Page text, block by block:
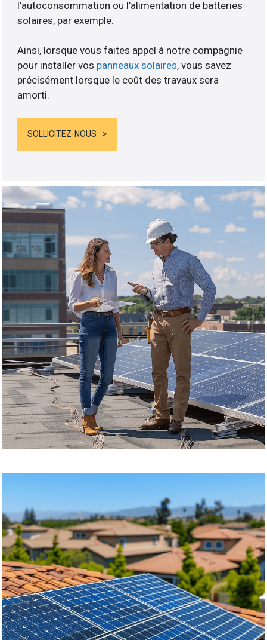
l’autoconsommation ou l’alimentation de batteries
solaires, par exemple.
Ainsi, lorsque vous faites appel à notre compagnie
pour installer vos panneaux solaires, vous savez
précisément lorsque le coût des travaux sera
amorti.
SOLLICITEZ-NOUS